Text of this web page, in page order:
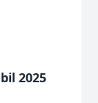
2025